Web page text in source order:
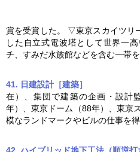
賞を受賞した。 ▽東京スカイツリ
した自立式電波塔として世界一
チ、すみだ水族館などを含む一帯
41. 日建設計［建築］
在）、集団で建築の企画・設計
年）、東京ドーム（88年）、 東京
模なランドマークやビルの仕事を
42. ハイブリッド地下工法（順逆打